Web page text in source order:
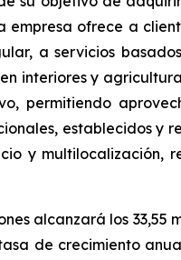
ofrece a
a servicios
interiores y
permitiendo
establecidos y
y multilocalización,
alcanzará los 33,55
de crecimiento